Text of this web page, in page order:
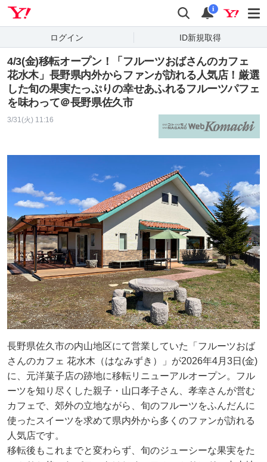
検索 通知
i
ログイン ID新規取得
4/3(金)移転オープン！「フルーツおばさんのカフェ
花水木」長野県内外からファンが訪れる人気店！厳選
した旬の果実たっぷりの幸せあふれるフルーツパフェ
を味わって＠長野県佐久市
3/31(火) 11:16
長野県佐久市の内山地区にて営業していた「フルーツおば
さんのカフェ 花水木（はなみずき）」が2026年4月3日(金)
に、元洋菓子店の跡地に移転リニューアルオープン。フル
ーツを知り尽くした親子・山口孝子さん、孝幸さんが営む
カフェで、郊外の立地ながら、旬のフルーツをふんだんに
使ったスイーツを求めて県内外から多くのファンが訪れる
人気店です。
移転後もこれまでと変わらず、旬のジューシーな果実をた